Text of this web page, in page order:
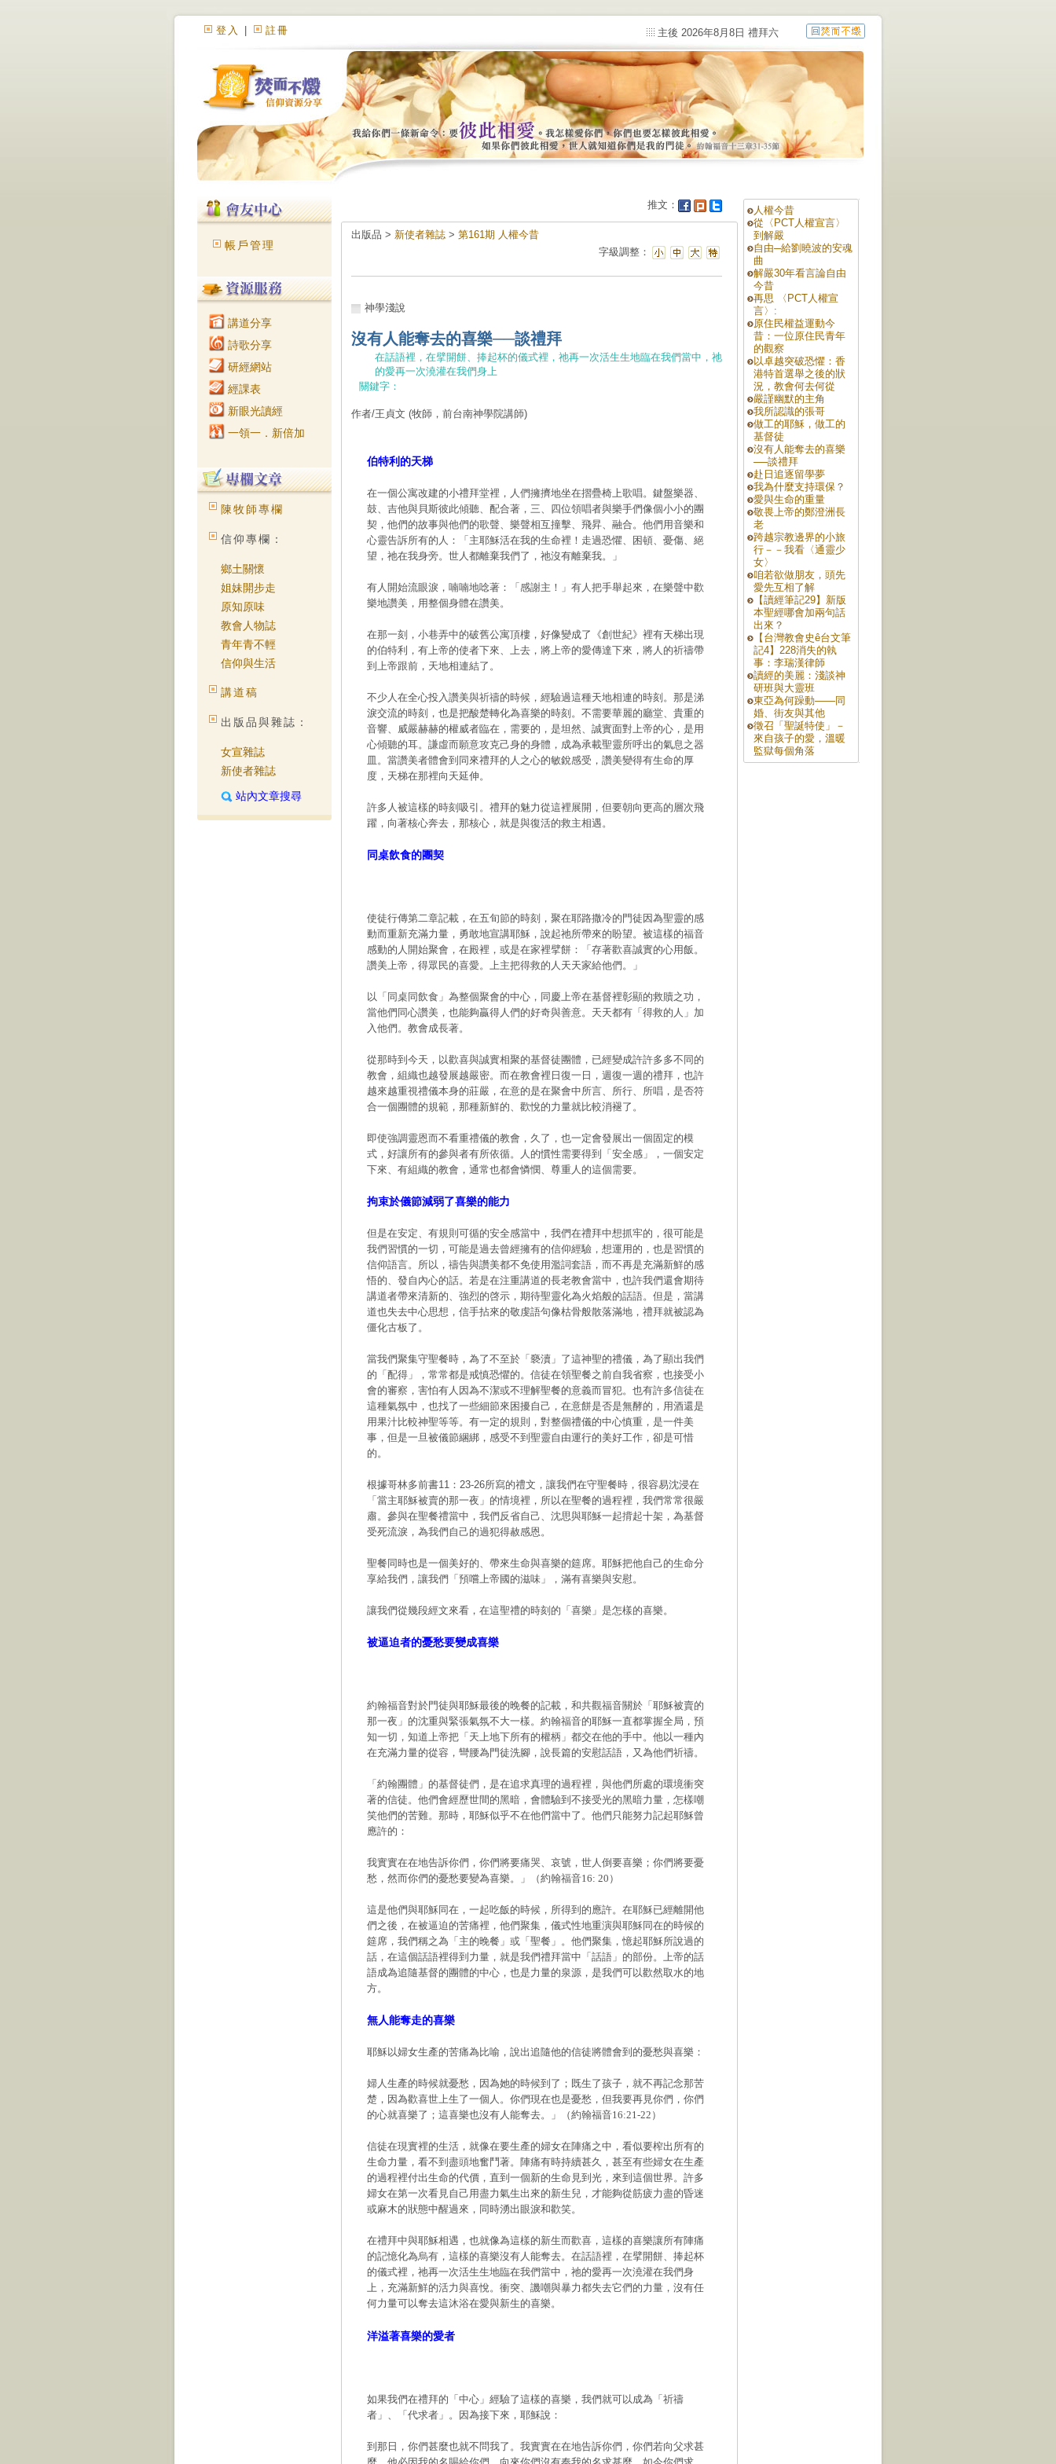
登入 註冊 主後 2026年8月8日 禮拜六
帳戶管理
講道分享
詩歌分享
研經網站
經課表
新眼光讀經
一領一．新倍加
陳牧師專欄
信仰專欄：
鄉土關懷
姐妹開步走
原知原味
教會人物誌
青年青不輕
信仰與生活
講道稿
出版品與雜誌：
女宣雜誌
新使者雜誌
站內文章搜尋
推文：
出版品 > 新使者雜誌 > 第161期 人權今昔
字級調整：
神學淺說
沒有人能奪去的喜樂──談禮拜
在話語裡，在擘開餅、捧起杯的儀式裡，祂再一次活生生地臨在我們當中，祂
的愛再一次澆灌在我們身上
關鍵字：
作者/王貞文 (牧師，前台南神學院講師)
伯特利的天梯
在一個公寓改建的小禮拜堂裡，人們擁擠地坐在摺疊椅上歌唱。鍵盤樂器、
鼓、吉他與貝斯彼此傾聽、配合著，三、四位領唱者與樂手們像個小小的團
契，他們的故事與他們的歌聲、樂聲相互撞擊、飛昇、融合。他們用音樂和
心靈告訴所有的人：「主耶穌活在我的生命裡！走過恐懼、困頓、憂傷、絕
望，祂在我身旁。世人都離棄我們了，祂沒有離棄我。」
有人開始流眼淚，喃喃地唸著：「感謝主！」有人把手舉起來，在樂聲中歡
樂地讚美，用整個身體在讚美。
在那一刻，小巷弄中的破舊公寓頂樓，好像變成了《創世紀》裡有天梯出現
的伯特利，有上帝的使者下來、上去，將上帝的愛傳達下來，將人的祈禱帶
到上帝跟前，天地相連結了。
不少人在全心投入讚美與祈禱的時候，經驗過這種天地相連的時刻。那是涕
淚交流的時刻，也是把酸楚轉化為喜樂的時刻。不需要華麗的廳堂、貴重的
音響、威嚴赫赫的權威者臨在，需要的，是坦然、誠實面對上帝的心，是用
心傾聽的耳。謙虛而願意攻克己身的身體，成為承載聖靈所呼出的氣息之器
皿。當讚美者體會到同來禮拜的人之心的敏銳感受，讚美變得有生命的厚
度，天梯在那裡向天延伸。
許多人被這樣的時刻吸引。禮拜的魅力從這裡展開，但要朝向更高的層次飛
躍，向著核心奔去，那核心，就是與復活的救主相遇。
同桌飲食的團契
使徒行傳第二章記載，在五旬節的時刻，聚在耶路撒冷的門徒因為聖靈的感
動而重新充滿力量，勇敢地宣講耶穌，說起祂所帶來的盼望。被這樣的福音
感動的人開始聚會，在殿裡，或是在家裡擘餅：「存著歡喜誠實的心用飯。
讚美上帝，得眾民的喜愛。上主把得救的人天天家給他們。」
以「同桌同飲食」為整個聚會的中心，同慶上帝在基督裡彰顯的救贖之功，
當他們同心讚美，也能夠贏得人們的好奇與善意。天天都有「得救的人」加
入他們。教會成長著。
從那時到今天，以歡喜與誠實相聚的基督徒團體，已經變成許許多多不同的
教會，組織也越發展越嚴密。而在教會裡日復一日，週復一週的禮拜，也許
越來越重視禮儀本身的莊嚴，在意的是在聚會中所言、所行、所唱，是否符
合一個團體的規範，那種新鮮的、歡悅的力量就比較消褪了。
即使強調靈恩而不看重禮儀的教會，久了，也一定會發展出一個固定的模
式，好讓所有的參與者有所依循。人的慣性需要得到「安全感」，一個安定
下來、有組織的教會，通常也都會憐憫、尊重人的這個需要。
拘束於儀節減弱了喜樂的能力
但是在安定、有規則可循的安全感當中，我們在禮拜中想抓牢的，很可能是
我們習慣的一切，可能是過去曾經擁有的信仰經驗，想運用的，也是習慣的
信仰語言。所以，禱告與讚美都不免使用濫詞套語，而不再是充滿新鮮的感
悟的、發自內心的話。若是在注重講道的長老教會當中，也許我們還會期待
講道者帶來清新的、強烈的啓示，期待聖靈化為火焰般的話語。但是，當講
道也失去中心思想，信手拈來的敬虔語句像枯骨般散落滿地，禮拜就被認為
僵化古板了。
當我們聚集守聖餐時，為了不至於「褻瀆」了這神聖的禮儀，為了顯出我們
的「配得」，常常都是戒慎恐懼的。信徒在領聖餐之前自我省察，也接受小
會的審察，害怕有人因為不潔或不理解聖餐的意義而冒犯。也有許多信徒在
這種氣氛中，也找了一些細節來困擾自己，在意餅是否是無酵的，用酒還是
用果汁比較神聖等等。有一定的規則，對整個禮儀的中心慎重，是一件美
事，但是一旦被儀節綑綁，感受不到聖靈自由運行的美好工作，卻是可惜
的。
根據哥林多前書11：23-26所寫的禮文，讓我們在守聖餐時，很容易沈浸在
「當主耶穌被賣的那一夜」的情境裡，所以在聖餐的過程裡，我們常常很嚴
肅。參與在聖餐禮當中，我們反省自己、沈思與耶穌一起揹起十架，為基督
受死流淚，為我們自己的過犯得赦感恩。
聖餐同時也是一個美好的、帶來生命與喜樂的筵席。耶穌把他自己的生命分
享給我們，讓我們「預嚐上帝國的滋味」，滿有喜樂與安慰。
讓我們從幾段經文來看，在這聖禮的時刻的「喜樂」是怎樣的喜樂。
被逼迫者的憂愁要變成喜樂
約翰福音對於門徒與耶穌最後的晚餐的記載，和共觀福音關於「耶穌被賣的
那一夜」的沈重與緊張氣氛不大一樣。約翰福音的耶穌一直都掌握全局，預
知一切，知道上帝把「天上地下所有的權柄」都交在他的手中。他以一種內
在充滿力量的從容，彎腰為門徒洗腳，說長篇的安慰話語，又為他們祈禱。
「約翰團體」的基督徒們，是在追求真理的過程裡，與他們所處的環境衝突
著的信徒。他們會經歷世間的黑暗，會體驗到不接受光的黑暗力量，怎樣嘲
笑他們的苦難。那時，耶穌似乎不在他們當中了。他們只能努力記起耶穌曾
應許的：
我實實在在地告訴你們，你們將要痛哭、哀號，世人倒要喜樂；你們將要憂
愁，然而你們的憂愁要變為喜樂。」（約翰福音16: 20）
這是他們與耶穌同在，一起吃飯的時候，所得到的應許。在耶穌已經離開他
們之後，在被逼迫的苦痛裡，他們聚集，儀式性地重演與耶穌同在的時候的
筵席，我們稱之為「主的晚餐」或「聖餐」。他們聚集，憶起耶穌所說過的
話，在這個話語裡得到力量，就是我們禮拜當中「話語」的部份。上帝的話
語成為追隨基督的團體的中心，也是力量的泉源，是我們可以歡然取水的地
方。
無人能奪走的喜樂
耶穌以婦女生產的苦痛為比喻，說出追隨他的信徒將體會到的憂愁與喜樂：
婦人生產的時候就憂愁，因為她的時候到了；既生了孩子，就不再記念那苦
楚，因為歡喜世上生了一個人。你們現在也是憂愁，但我要再見你們，你們
的心就喜樂了；這喜樂也沒有人能奪去。」（約翰福音16:21-22）
信徒在現實裡的生活，就像在要生產的婦女在陣痛之中，看似要榨出所有的
生命力量，看不到盡頭地奮鬥著。陣痛有時持續甚久，甚至有些婦女在生產
的過程裡付出生命的代價，直到一個新的生命見到光，來到這個世界。許多
婦女在第一次看見自己用盡力氣生出來的新生兒，才能夠從筋疲力盡的昏迷
或麻木的狀態中醒過來，同時湧出眼淚和歡笑。
在禮拜中與耶穌相遇，也就像為這樣的新生而歡喜，這樣的喜樂讓所有陣痛
的記憶化為烏有，這樣的喜樂沒有人能奪去。在話語裡，在擘開餅、捧起杯
的儀式裡，祂再一次活生生地臨在我們當中，祂的愛再一次澆灌在我們身
上，充滿新鮮的活力與喜悅。衝突、譏嘲與暴力都失去它們的力量，沒有任
何力量可以奪去這沐浴在愛與新生的喜樂。
洋溢著喜樂的愛者
如果我們在禮拜的「中心」經驗了這樣的喜樂，我們就可以成為「祈禱
者」、「代求者」。因為接下來，耶穌說：
到那日，你們甚麼也就不問我了。我實實在在地告訴你們，你們若向父求甚
人權今昔
從〈PCT人權宣言〉
到解嚴
自由─給劉曉波的安魂
曲
解嚴30年看言論自由
今昔
再思 〈PCT人權宣
言〉:
原住民權益運動今
昔：一位原住民青年
的觀察
以卓越突破恐懼：香
港特首選舉之後的狀
況，教會何去何從
嚴謹幽默的主角
我所認識的張哥
做工的耶穌，做工的
基督徒
沒有人能奪去的喜樂
──談禮拜
赴日追逐留學夢
我為什麼支持環保？
愛與生命的重量
敬畏上帝的鄭澄洲長
老
跨越宗教邊界的小旅
行－－我看〈通靈少
女〉
咱若欲做朋友，頭先
愛先互相了解
【讀經筆記29】新版
本聖經哪會加兩句話
出來？
【台灣教會史ê台文筆
記4】228消失的執
事：李瑞漢律師
讀經的美麗：淺談神
研班與大靈班
東亞為何躁動——同
婚、街友與其他
徵召「聖誕特使」－
來自孩子的愛，溫暖
監獄每個角落